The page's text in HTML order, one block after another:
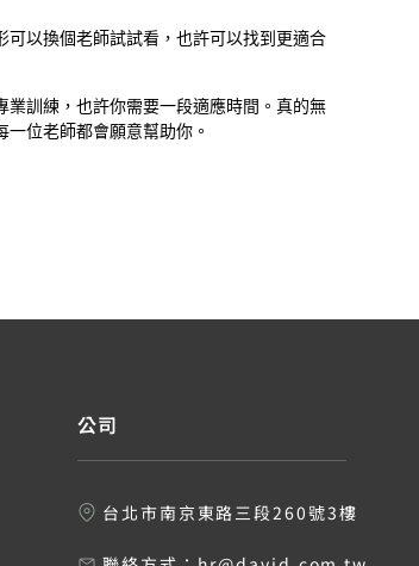
以換個老師試試看，也許可以找到更適合
訓練，也許你需要一段適應時間。真的無
位老師都會願意幫助你。
公司
台北市南京東路三段260號3樓